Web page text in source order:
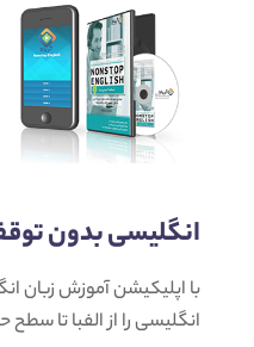
انگلیسی بدون
انگلیسی را از الفبا تا سطح